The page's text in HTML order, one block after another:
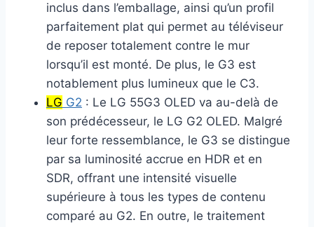
inclus dans l’emballage, ainsi qu’un profil
parfaitement plat qui permet au téléviseur
de reposer totalement contre le mur
lorsqu’il est monté. De plus, le G3 est
notablement plus lumineux que le C3.
LG G2 : Le LG 55G3 OLED va au-delà de
son prédécesseur, le LG G2 OLED. Malgré
leur forte ressemblance, le G3 se distingue
par sa luminosité accrue en HDR et en
SDR, offrant une intensité visuelle
supérieure à tous les types de contenu
comparé au G2. En outre, le traitement